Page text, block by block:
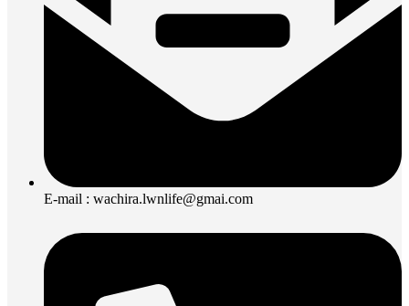
E-mail : wachira.lwnlife@gmai.com